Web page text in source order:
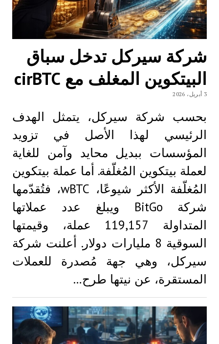
شركة سيركل تدخل سباق
البيتكوين المغلف مع cirBTC
3 أبريل، 2026
بحسب شركة سيركل، يتمثل الهدف
الرئيسي لهذا الأصل في تزويد
المؤسسات ببديل محايد وآمن للغاية
لعملة بيتكوين المُغلّفة. أما عملة بيتكوين
المُغلّفة الأكثر شيوعًا، wBTC، فتُقدّمها
شركة BitGo ويبلغ عدد عملاتها
المتداولة 119,157 عملة، وقيمتها
السوقية 8 مليارات دولار. أعلنت شركة
سيركل، وهي جهة مُصدرة للعملات
المستقرة، عن نيتها طرح…